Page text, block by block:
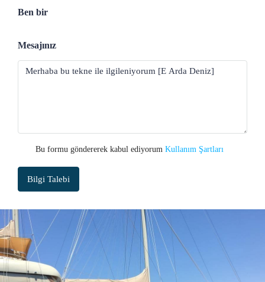
Ben bir
Mesajınız
Bu formu göndererek kabul ediyorum Kullanım Şartları
Bilgi Talebi